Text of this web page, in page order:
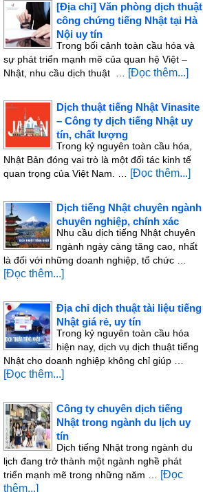
[Địa chỉ] Văn phòng dịch thuật
công chứng tiếng Nhật tại Hà
Nội uy tín
Trong bối cảnh toàn cầu hóa và
sự phát triển mạnh mẽ của quan hệ Việt –
Nhật, nhu cầu dịch thuật …
[Đọc thêm...]
Dịch thuật tiếng Nhật Vinasite
– Công ty dịch tiếng Nhật uy
tín, chất lượng
Trong kỷ nguyên toàn cầu hóa,
Nhật Bản đóng vai trò là một đối tác kinh tế
quan trọng của Việt Nam. …
[Đọc thêm...]
Dịch tiếng Nhật chuyên ngành
chuyên nghiệp, chính xác
Nhu cầu dịch tiếng Nhật chuyên
ngành ngày càng tăng cao, nhất
là đối với những doanh nghiệp, tổ chức …
[Đọc thêm...]
Địa chỉ dịch thuật tài liệu tiếng
Nhật giá rẻ, uy tín
Trong kỷ nguyên toàn cầu hóa
hiện nay, dịch vụ dịch thuật tiếng
Nhật cho doanh nghiệp không chỉ giúp …
[Đọc thêm...]
Công ty chuyên dịch tiếng
Nhật trong ngành du lịch uy
tín
Dịch tiếng Nhật trong ngành du
lịch đang trở thành một ngành nghề phát
triển mạnh mẽ trong những năm …
[Đọc
thêm...]